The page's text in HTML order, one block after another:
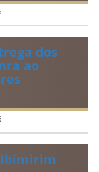
dos
ao
Ibimirim